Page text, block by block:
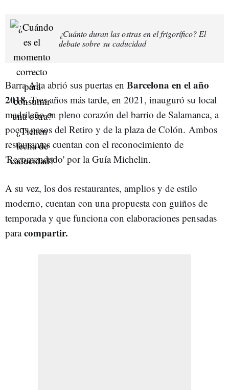
¿Cuánto duran las ostras en el frigorífico? El
debate sobre su caducidad
Barra Alta abrió sus puertas en Barcelona en el año
2018.Tres años más tarde, en 2021, inauguró su local
madrileño en pleno corazón del barrio de Salamanca, a
pocos pasos del Retiro y de la plaza de Colón. Ambos
restaurantes cuentan con el reconocimiento de
'Recomendado' por la Guía Michelin.
A su vez, los dos restaurantes, amplios y de estilo
moderno, cuentan con una propuesta con guiños de
temporada y que funciona con elaboraciones pensadas
paracompartir.